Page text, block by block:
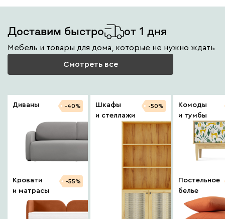
Доставим быстро от 1 дня
Мебель и товары для дома, которые не нужно ждать
Смотреть все
Диваны -40%
Кровати
и матрасы
-55%
Шкафы
и стеллажи
-50%
Комоды
и тумбы
Постельное
белье